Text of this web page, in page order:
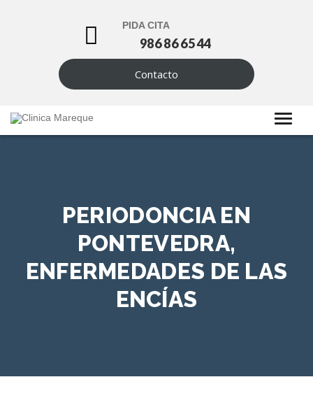
PIDA CITA
986 86 65 44
Contacto
PERIODONCIA EN
PONTEVEDRA,
ENFERMEDADES DE LAS
ENCÍAS